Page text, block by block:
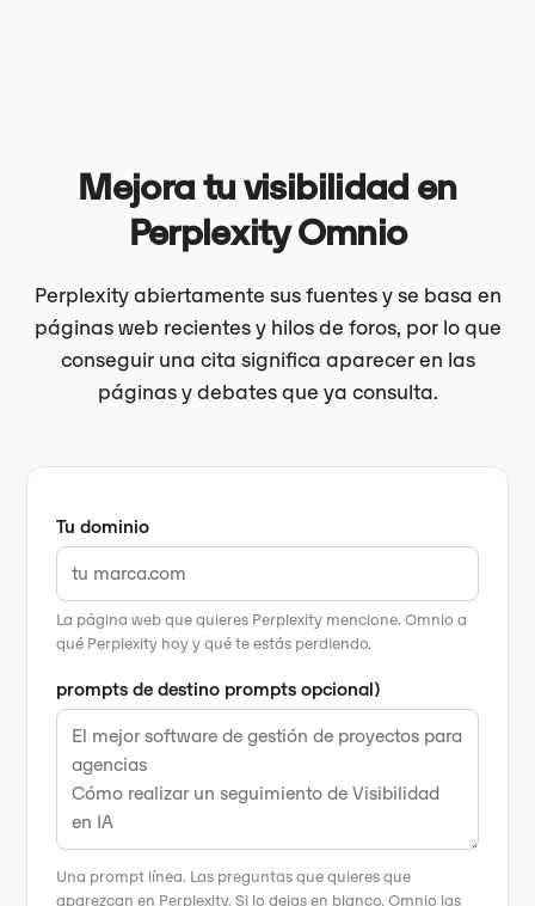
Mejora tu visibilidad en
Perplexity Omnio
Perplexity abiertamente sus fuentes y se basa en
páginas web recientes y hilos de foros, por lo que
conseguir una cita significa aparecer en las
páginas y debates que ya consulta.
Tu dominio
La página web que quieres Perplexity mencione. Omnio a
qué Perplexity hoy y qué te estás perdiendo.
prompts de destino prompts opcional)
Una prompt línea. Las preguntas que quieres que
aparezcan en Perplexity. Si lo dejas en blanco, Omnio las